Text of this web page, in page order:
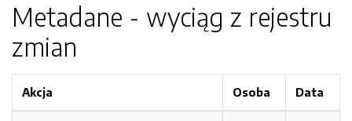
Metadane - wyciąg z rejestru
zmian
Akcja Osoba Data